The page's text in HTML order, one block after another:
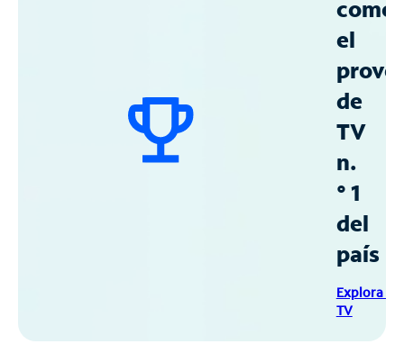
como
el
de
TV
n.
° 1
del
país
Explora
TV